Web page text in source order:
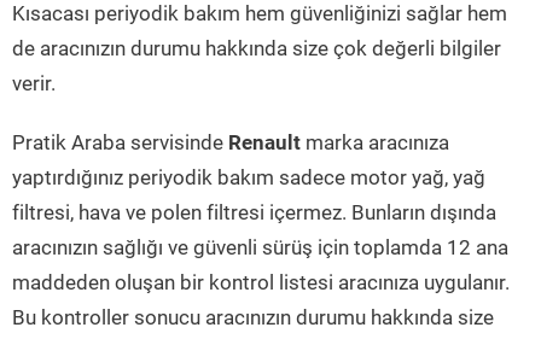
Kısacası periyodik bakım hem güvenliğinizi sağlar hem
de aracınızın durumu hakkında size çok değerli bilgiler
verir.
Pratik Araba servisinde Renault marka aracınıza
yaptırdığınız periyodik bakım sadece motor yağ, yağ
filtresi, hava ve polen filtresi içermez. Bunların dışında
aracınızın sağlığı ve güvenli sürüş için toplamda 12 ana
maddeden oluşan bir kontrol listesi aracınıza uygulanır.
Bu kontroller sonucu aracınızın durumu hakkında size